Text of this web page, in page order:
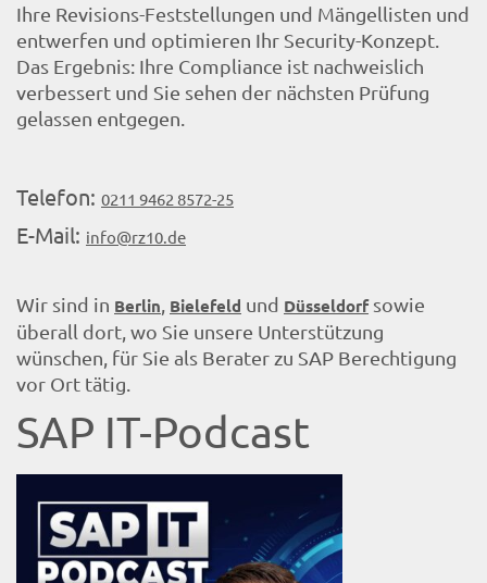
Ihre Revisions-Feststellungen und Mängellisten und
entwerfen und optimieren Ihr Security-Konzept.
Das Ergebnis: Ihre Compliance ist nachweislich
verbessert und Sie sehen der nächsten Prüfung
gelassen entgegen.
Telefon: 0211 9462 8572-25
E-Mail: info@rz10.de
Wir sind in Berlin, Bielefeld und Düsseldorfsowie
überall dort, wo Sie unsere Unterstützung
wünschen, für Sie als Berater zu SAP Berechtigung
vor Ort tätig.
SAP IT-Podcast